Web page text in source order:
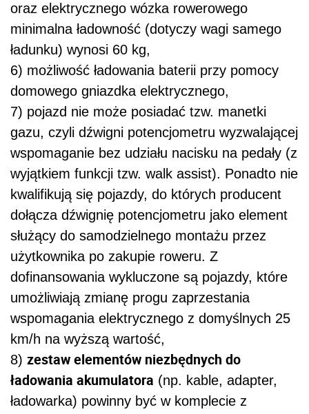
oraz elektrycznego wózka rowerowego
minimalna ładowność (dotyczy wagi samego
ładunku) wynosi 60 kg,
6) możliwość ładowania baterii przy pomocy
domowego gniazdka elektrycznego,
7) pojazd nie może posiadać tzw. manetki
gazu, czyli dźwigni potencjometru wyzwalającej
wspomaganie bez udziału nacisku na pedały (z
wyjątkiem funkcji tzw. walk assist). Ponadto nie
kwalifikują się pojazdy, do których producent
dołącza dźwignię potencjometru jako element
służący do samodzielnego montażu przez
użytkownika po zakupie roweru. Z
dofinansowania wykluczone są pojazdy, które
umożliwiają zmianę progu zaprzestania
wspomagania elektrycznego z domyślnych 25
km/h na wyższą wartość,
8) zestaw elementów niezbędnych do
ładowania akumulatora (np. kable, adapter,
ładowarka) powinny być w komplecie z